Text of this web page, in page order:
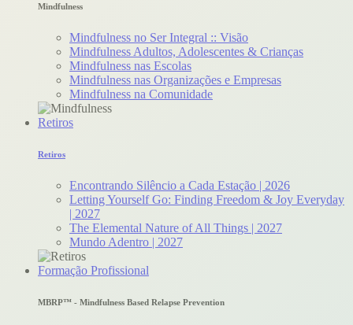
Mindfulness
Mindfulness no Ser Integral :: Visão
Mindfulness Adultos, Adolescentes & Crianças
Mindfulness nas Escolas
Mindfulness nas Organizações e Empresas
Mindfulness na Comunidade
Retiros
Retiros
Encontrando Silêncio a Cada Estação | 2026
Letting Yourself Go: Finding Freedom & Joy Everyday
| 2027
The Elemental Nature of All Things | 2027
Mundo Adentro | 2027
Formação Profissional
MBRP™ - Mindfulness Based Relapse Prevention